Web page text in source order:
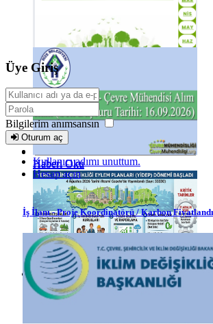
Haberi Oku
Haberi Oku
Haberi Oku
Üye Giriş
Bilgilerim anımsansın
Oturum aç
Kullanıcı adımı unuttum.
Hesap açın
İş İlanı - Proje Koordinatörü / Karbon